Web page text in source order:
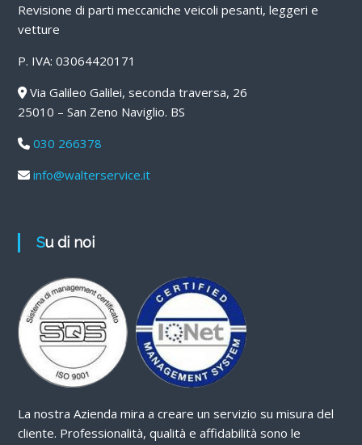
Revisione di parti meccaniche veicoli pesanti, leggeri e
vetture
P. IVA: 03064420171
Via Galileo Galilei, seconda traversa, 26
25010 – San Zeno Naviglio. BS
030 266378
info@walterservice.it
Su di noi
La nostra Azienda mira a creare un servizio su misura del
cliente. Professionalità, qualità e affidabilità sono le